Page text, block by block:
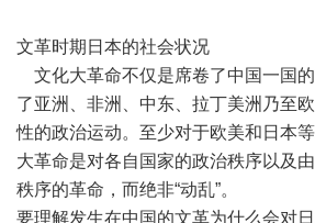
文革时期日本的社会状况
文化大革命不仅是席卷了中国一国的
了亚洲、非洲、中东、拉丁美洲乃至
性的政治运动。至少对于欧美和日本
大革命是对各自国家的政治秩序以及
秩序的革命，而绝非“动乱”。
要理解发生在中国的文革为什么会对